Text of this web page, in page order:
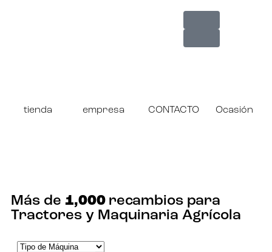
tienda empresa CONTACTO Ocasión
Más de 1,000 recambios para
Tractores y Maquinaria Agrícola